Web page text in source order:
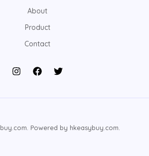
About
Product
Contact
Powered by hkeasybuy.com.